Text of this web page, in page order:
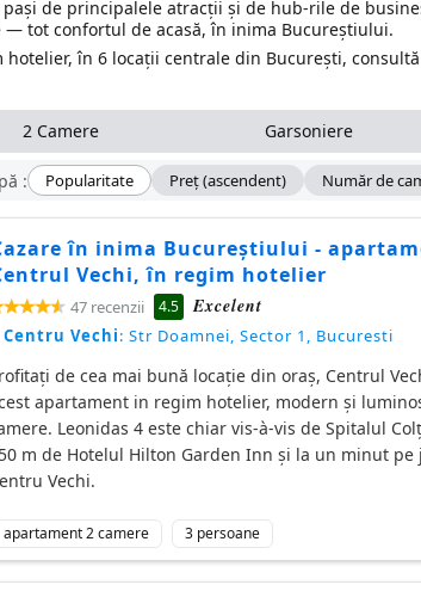
de principalele atracții și de hub-rile de
tot confortul de acasă, în inima Bucureștiului.
în 6 locații centrale din București,
2 Camere Garsoniere
: Popularitate Preţ (ascendent) Număr de
în inima Bucureștiului -
Vechi, în regim hotelier
47 recenzii 4.5 Excelent
Centru Vechi: Str Doamnei, Sector 1, Bucuresti
de cea mai bună locație din oraș, Centrul
apartament in regim hotelier, modern și
Leonidas 4 este chiar vis-à-vis de Spitalul
m de Hotelul Hilton Garden Inn și la un minut pe
Vechi.
apartament 2 camere 3 persoane